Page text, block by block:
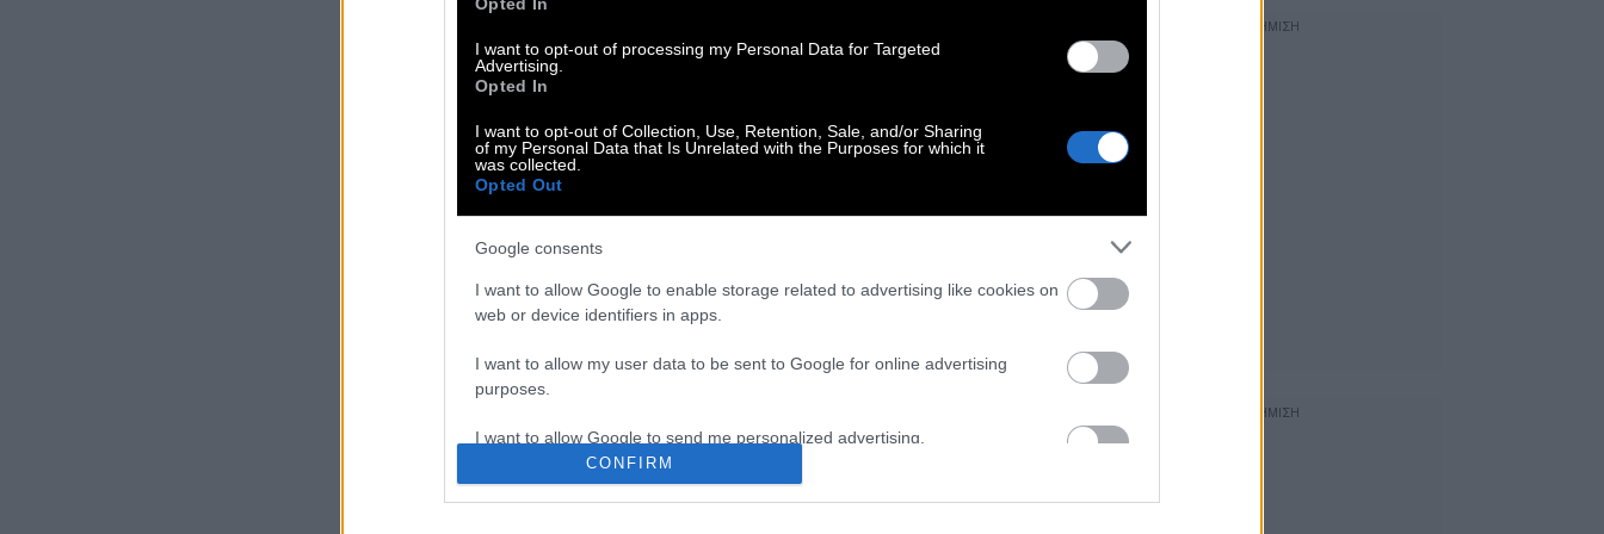
I want to opt-out of processing my Personal Data for Targeted
Advertising.
Opted In
I want to opt-out of Collection, Use, Retention, Sale, and/or Sharing
of my Personal Data that Is Unrelated with the Purposes for which it
was collected.
Opted Out
Google consents
I want to allow Google to enable storage related to advertising like cookies on
web or device identifiers in apps.
I want to allow my user data to be sent to Google for online advertising
purposes.
I want to allow Google to send me personalized advertising.
CONFIRM